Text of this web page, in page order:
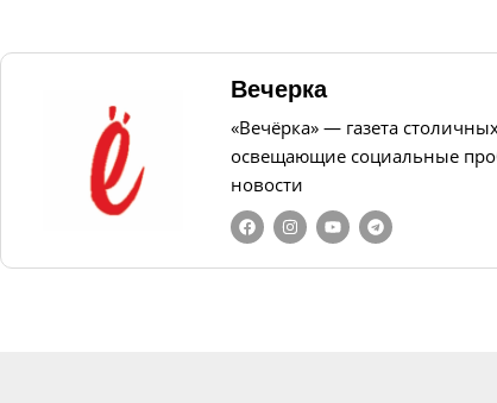
Вечерка
«Вечёрка» — газета
освещающие социальные
новости